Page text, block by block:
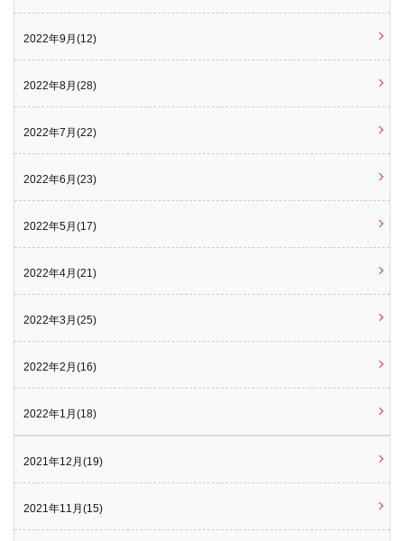
2022年9月(12)
2022年8月(28)
2022年7月(22)
2022年6月(23)
2022年5月(17)
2022年4月(21)
2022年3月(25)
2022年2月(16)
2022年1月(18)
2021年12月(19)
2021年11月(15)